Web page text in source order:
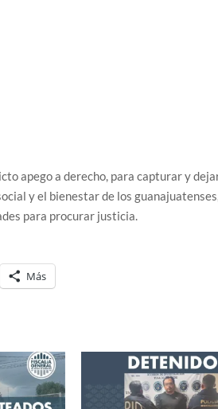
apego a derecho, para capturar y
y el bienestar de los
para procurar justicia.
Más